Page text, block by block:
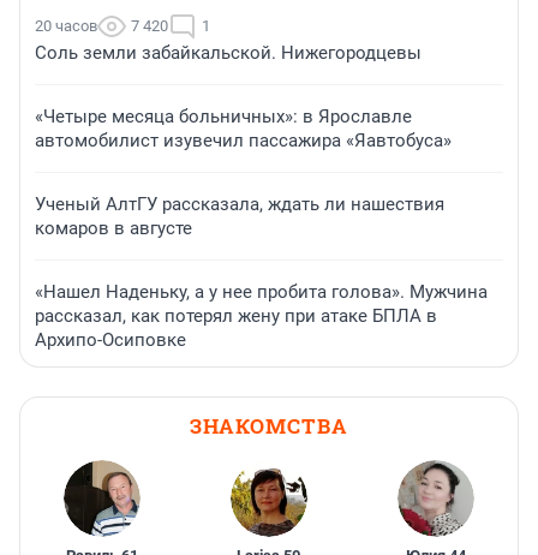
20 часов 7 420 1
Соль земли забайкальской. Нижегородцевы
«Четыре месяца больничных»: в Ярославле
автомобилист изувечил пассажира «Яавтобуса»
Ученый АлтГУ рассказала, ждать ли нашествия
комаров в августе
«Нашел Наденьку, а у нее пробита голова». Мужчина
рассказал, как потерял жену при атаке БПЛА в
Архипо-Осиповке
ЗНАКОМСТВА